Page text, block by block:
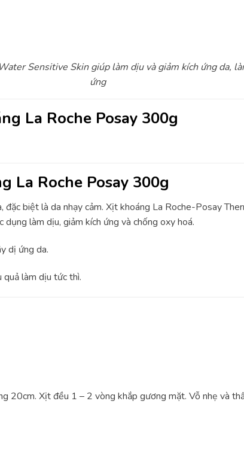
Sensitive Skin giúp làm dịu và giảm kích ứng da,
ứng
La Roche Posay 300g
La Roche Posay 300g
đặc biệt là da nhạy cảm. Xịt khoáng La Roche-Posay
làm dịu, giảm kích ứng và chống oxy hoá.
dị ứng da.
quả làm dịu tức thì.
20cm. Xịt đều 1 – 2 vòng khắp gương mặt. Vỗ nhẹ và